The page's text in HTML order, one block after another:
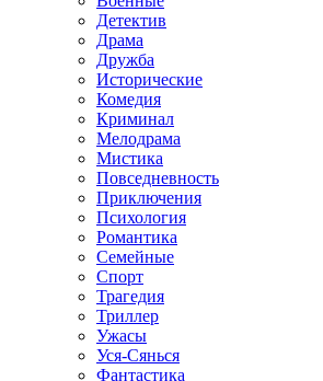
Детектив
Драма
Дружба
Исторические
Комедия
Криминал
Мелодрама
Мистика
Повседневность
Приключения
Психология
Романтика
Семейные
Спорт
Трагедия
Триллер
Ужасы
Уся-Сянься
Фантастика